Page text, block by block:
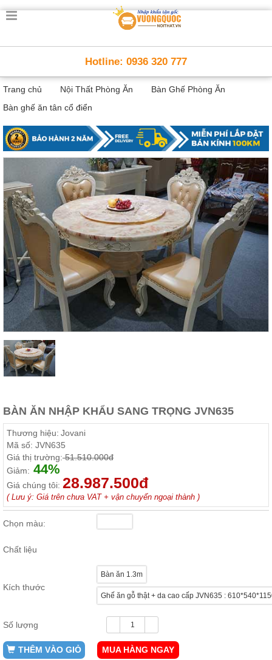
Trang
Thông
Minh
Nội
thất
minh
Nội
Trẻ
Em
Giường
tầng,
bàn
học, tủ
sách
Nội
Thất
Phòng
Khách
Bàn
trà...
Nội
Phòng
Giường
áo, bàn
trang
điểm
Nội
Thất
ăn,
bếp
Thất
Công,
Hotline: 0936 320 777
Trang chủ Nội Thất Phòng Ăn
Bàn Ghế Phòng Ăn
Bàn ghế ăn tân cổ điển
BÀN ĂN NHẬP KHẨU SANG TRỌNG JVN635
Thương hiệu: Jovani
Mã số: JVN635
Giá thị trường:51.510.000đ
Giảm: 44%
Giá chúng tôi: 28.987.500đ
( Lưu ý: Giá trên chưa VAT + vận chuyển ngoại thành )
Chọn màu:
Chất liệu
Kích thước
Bàn ăn 1.3m
Ghế ăn gỗ thật + da cao cấp JVN635 :
Số lượng
THÊM VÀO GIỎ MUA HÀNG NGAY